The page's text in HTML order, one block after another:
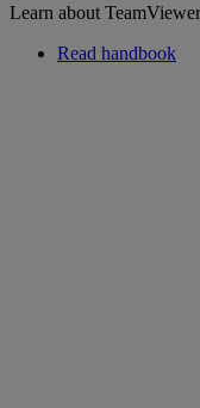
Learn about
Read handbook